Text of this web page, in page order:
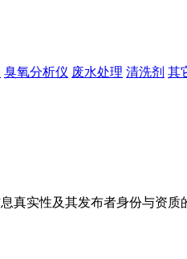
臭氧分析仪 废水处理 清洗剂 其
真实性及其发布者身份与资质